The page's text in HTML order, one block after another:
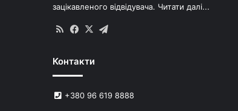
зацікавленого відвідувача. Читати далі...
RSS Facebook
X
Контакти
+380 96 619 8888